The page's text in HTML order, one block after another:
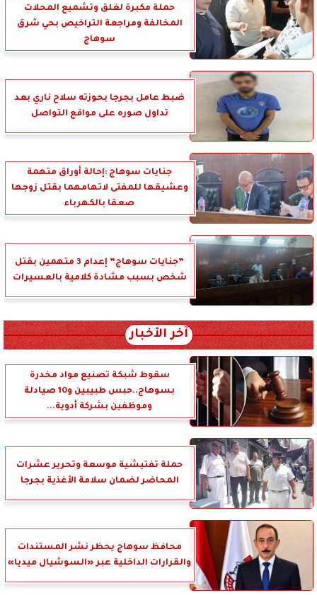
حملة مكبرة لغلق وتشميع المحلات
المخالفة ومراجعة التراخيص بحي شرق
سوهاج
ضبط عامل بجرجا بحوزته سلاح ناري بعد
تداول صوره على مواقع التواصل
جنايات سوهاج :إحالة أوراق متهمة
وعشيقها للمفتى لاتهامهما بقتل زوجها
صعقا بالكهرباء
”جنايات سوهاج” إعدام 3 متهمين بقتل
شخص بسبب مشادة كلامية بالعسيرات
آخر الأخبار
سقوط شبكة تصنيع مواد مخدرة
بسوهاج..حبس طبيبين و10 صيادلة
وموظفين بشركة أدوية...
حملة تفتيشية موسعة وتحرير عشرات
المحاضر لضمان سلامة الأغذية بجرجا
محافظ سوهاج يحظر نشر المستندات
والقرارات الداخلية عبر «السوشيال ميديا»